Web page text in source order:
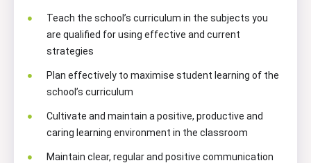
Teach the school’s curriculum in the subjects you
are qualified for using effective and current
strategies
Plan effectively to maximise student learning of the
school’s curriculum
Cultivate and maintain a positive, productive and
caring learning environment in the classroom
Maintain clear, regular and positive communication